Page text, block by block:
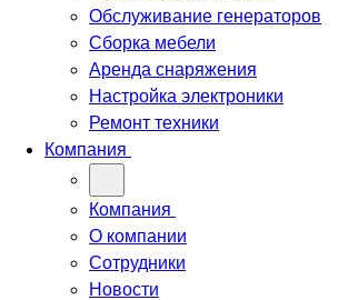
Обслуживание генераторов
Сборка мебели
Аренда снаряжения
Настройка электроники
Ремонт техники
Компания
Компания
О компании
Сотрудники
Новости